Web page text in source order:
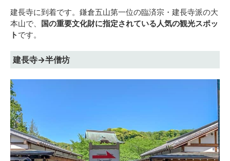
建長寺に到着です。鎌倉五山第一位の臨済宗・建長寺派の大
本山で、 国の重要文化財に指定されている人気の観光スポッ
ト です。
建長寺→半僧坊